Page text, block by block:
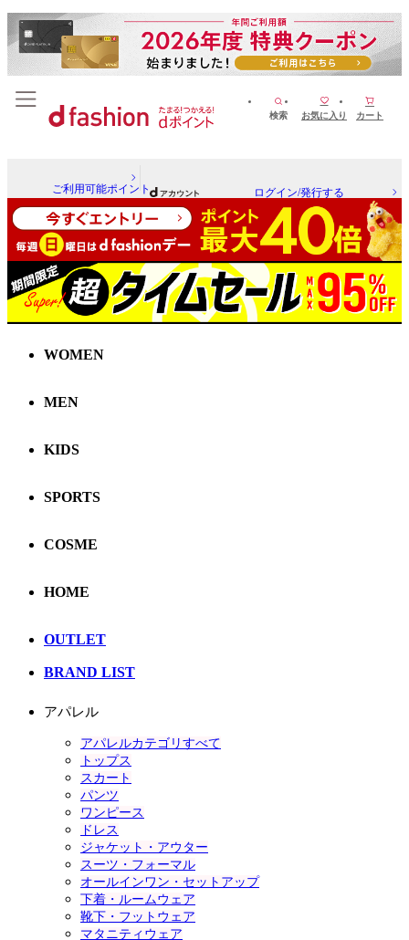
検索 お気に入り カート
ご利用可能ポイント ログイン/発行する
WOMEN
MEN
KIDS
SPORTS
COSME
HOME
OUTLET
BRAND LIST
アパレル
アパレルカテゴリすべて
トップス
スカート
パンツ
ワンピース
ドレス
ジャケット・アウター
スーツ・フォーマル
オールインワン・セットアップ
下着・ルームウェア
靴下・フットウェア
マタニティウェア